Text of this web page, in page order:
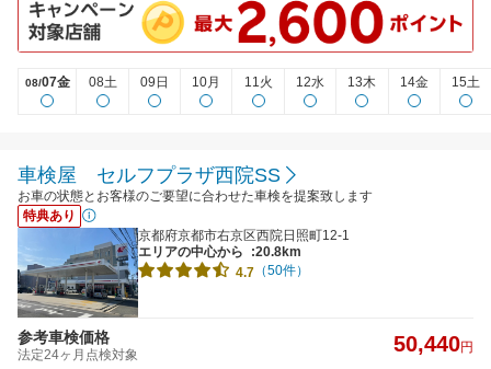
08/07金 08土 09日 10月 11火 12水 13木 14金 15土
車検屋 セルフプラザ西院SS
お車の状態とお客様のご要望に合わせた車検を提案致します
特典あり
京都府京都市右京区西院日照町12-1
エリアの中心から
:20.8km
4.7 （50件）
参考車検価格
法定24ヶ月点検対象 50,440円